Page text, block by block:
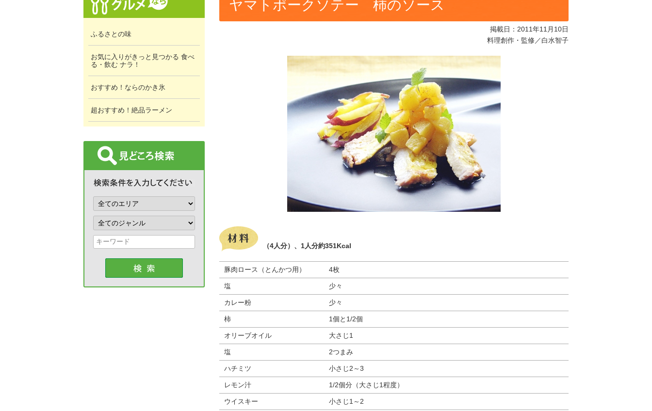
ふるさとの味
お気に入りがきっと見つかる 食べ
る・飲む ナラ！
おすすめ！ならのかき氷
超おすすめ！絶品ラーメン
ヤマトポークソテー 柿のソース
掲載日：2011年11月10日
料理創作・監修／白水智子
（4人分）、1人分約351Kcal
豚肉ロース（とんかつ用） 4枚
塩 少々
カレー粉 少々
柿 1個と1/2個
オリーブオイル 大さじ1
塩 2つまみ
ハチミツ 小さじ2～3
レモン汁 1/2個分（大さじ1程度）
ウイスキー 小さじ1～2